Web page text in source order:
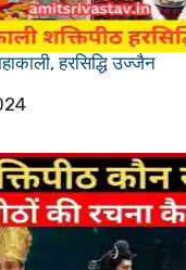
हरसिद्धि उज्जैन